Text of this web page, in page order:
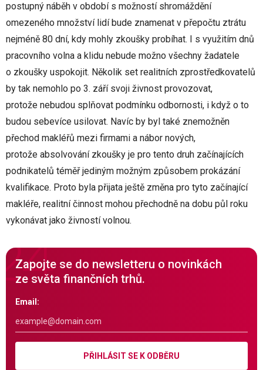
postupný náběh v období s možností shromáždění
omezeného množství lidí bude znamenat v přepočtu ztrátu
nejméně 80 dní, kdy mohly zkoušky probíhat. I s využitím dnů
pracovního volna a klidu nebude možno všechny žadatele
o zkoušky uspokojit. Několik set realitních zprostředkovatelů
by tak nemohlo po 3. září svoji živnost provozovat,
protože nebudou splňovat podmínku odbornosti, i když o to
budou sebevíce usilovat. Navíc by byl také znemožněn
přechod makléřů mezi firmami a nábor nových,
protože absolvování zkoušky je pro tento druh začínajících
podnikatelů téměř jediným možným způsobem prokázání
kvalifikace. Proto byla přijata ještě změna pro tyto začínající
makléře, realitní činnost mohou přechodně na dobu půl roku
vykonávat jako živností volnou.
Zapojte se do newsletteru o novinkách
ze světa finančních trhů.
Email:
PŘIHLÁSIT SE K ODBĚRU